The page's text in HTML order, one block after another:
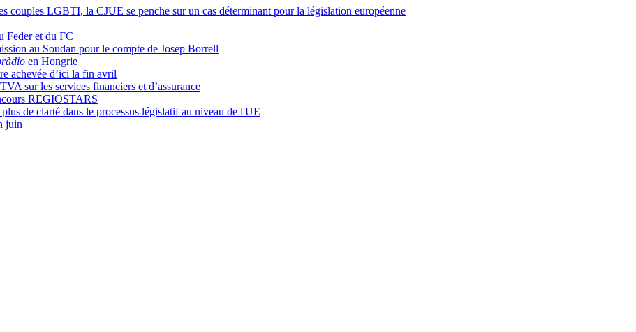
couples LGBTI, la CJUE se penche sur un cas déterminant pour la législation européenne
Feder et du FC
au Soudan pour le compte de Josep Borrell
en Hongrie
achevée d’ici la fin avril
sur les services financiers et d’assurance
REGIOSTARS
de clarté dans le processus législatif au niveau de l'UE
juin